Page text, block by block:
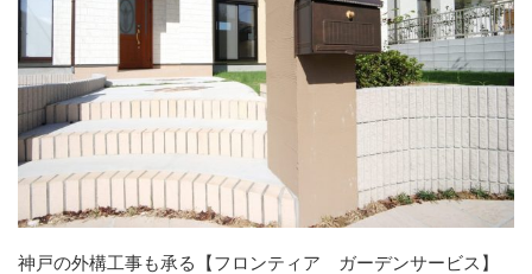
神戸の外構工事も承る【フロンティア ガーデンサービス】